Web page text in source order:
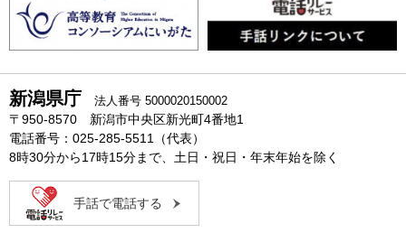
新潟県庁 法人番号 5000020150002
〒950-8570 新潟市中央区新光町4番地1
電話番号：025-285-5511（代表）
8時30分から17時15分まで、土日・祝日・年末年始を除く
手話で電話する